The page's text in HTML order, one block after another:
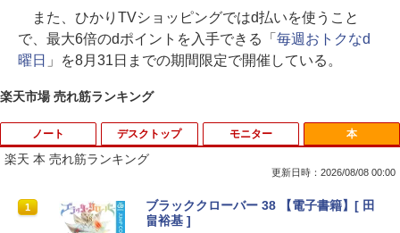
また、ひかりTVショッピングではd払いを使うこと
で、最大6倍のdポイントを入手できる「 毎週おトクなd
曜日 」を8月31日までの期間限定で開催している。
楽天市場 売れ筋ランキング
ノート
1
【★最大100%ポイント】【大特価!訳あ
り!】富士通 LIFEBOOK A576/第6世代 C
デスクトップ
1
【期間限定10％OFF】【12GB+256G
B】 【楽天1位連続受賞】NIPOGI mini p
モニター
1
DELL デル E2318H LED液晶モニター 23
インチワイド ブラック 1920×1080 （フ
本
楽天 本 売れ筋ランキング
更新日時：2026/08/08 00:00
1
ブラッククローバー 38 【電子書籍】[ 田
畠裕基 ]